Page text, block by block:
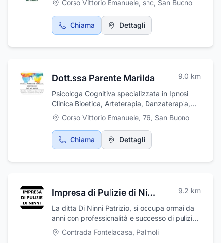
Corso Vittorio Emanuele, snc, San Buono
Chiama Dettagli
Dott.ssa Parente Marilda 9.0 km
Psicologa Cognitiva specializzata in Ipnosi
Clinica Bioetica, Arteterapia, Danzaterapia,
Counseling Psicologico e Coaching
Professionale
Corso Vittorio Emanuele, 76, San Buono
Chiama Dettagli
Impresa di Pulizie di Ninni 9.2 km
La ditta Di Ninni Patrizio, si occupa ormai da
anni con professionalità e successo di pulizie
sia civili che industriali, pulizie di
appartamenti, di condomini e di uffici. Offre
Contrada Fontelacasa, Palmoli